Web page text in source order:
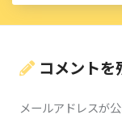
コメントを
メールアドレスが